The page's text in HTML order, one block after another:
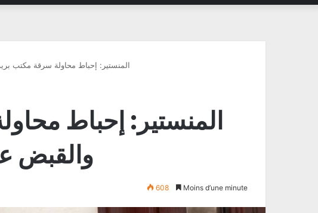
المنستير: إحباط محاولة سرقة مكتب
المنستير: إحباط
والقبض
608 Moins d’une minute